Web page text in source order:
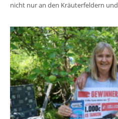
nicht nur an den Kräuterfeldern